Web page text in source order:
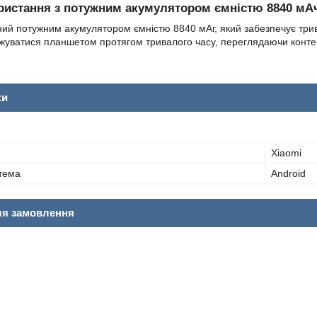
з потужним акумулятором ємністю 8840
потужним акумулятором ємністю 8840 мАг, який забезпечує
планшетом протягом тривалого часу, переглядаючи
Xiaomi
Android
замовлення